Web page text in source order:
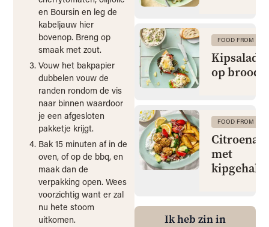
en Boursin en leg de
kabeljauw hier
bovenop. Breng op
smaak met zout.
Vouw het bakpapier
dubbelen vouw de
randen rondom de vis
naar binnen waardoor
je een afgesloten
pakketje krijgt.
Bak 15 minuten af in de
oven, of op de bbq, en
maak dan de
verpakking open. Wees
voorzichtig want er zal
nu hete stoom
uitkomen.
FOOD FROM
Kipsalade
op brood
FOOD FROM
met
Ik heb zin in